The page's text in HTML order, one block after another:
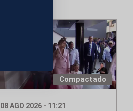
Compactado
08 AGO 2026 - 11:21